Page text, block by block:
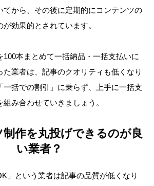
てから、その後に定期的にコンテンツの
効果的とされています。
100本まとめて一括納品・一括支払いに
た業者は、記事のクオリティも低くなり
一括での割引」に乗らず、上手に一括支
み合わせていきましょう。
作を丸投げできるのが良
い業者？
」という業者は記事の品質が低くなり